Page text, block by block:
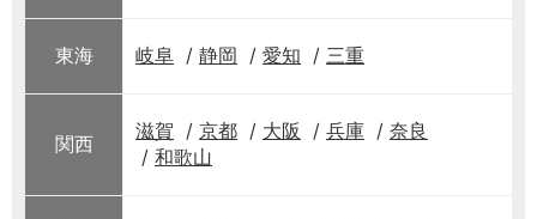
東海 岐阜 静岡 愛知 三重
関西
滋賀 京都 大阪 兵庫
奈良
和歌山